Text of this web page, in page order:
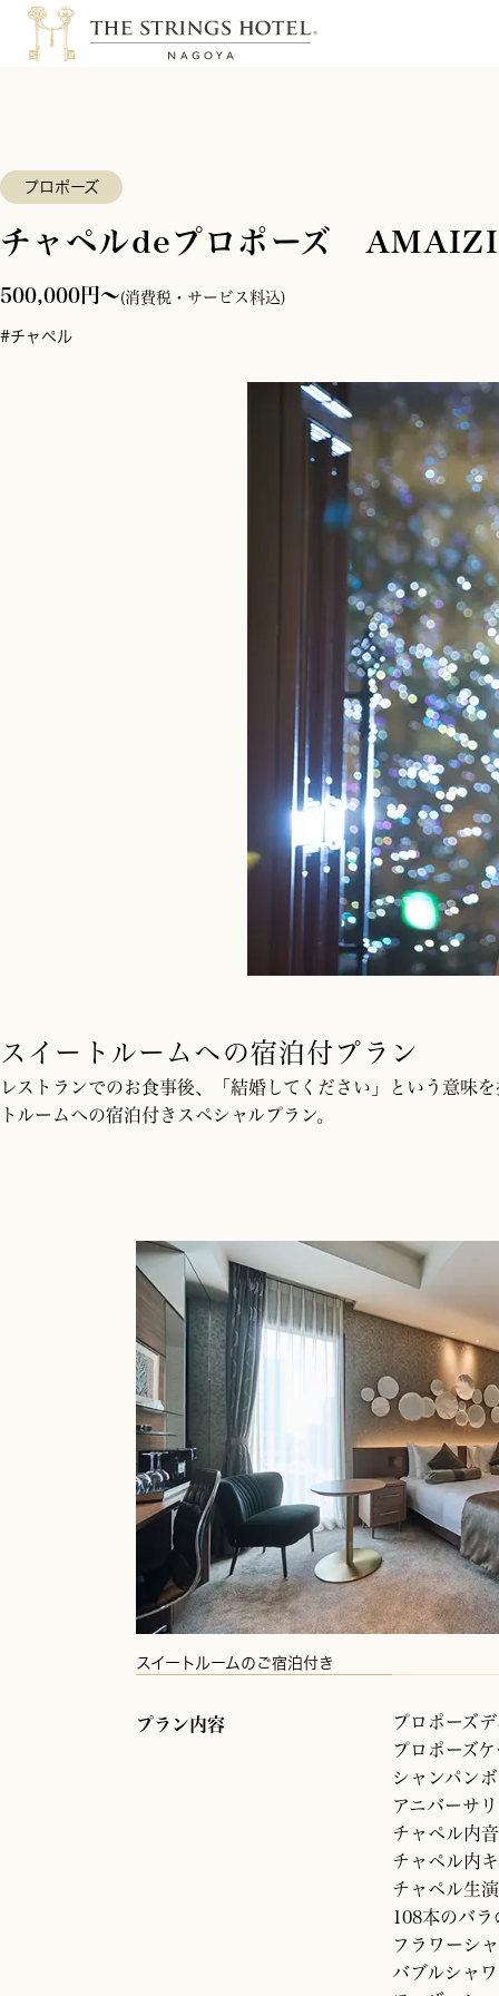
プロポーズ
チャペルdeプロポーズ
500,000円～(消費税・サービス料込)
#チャペル
スイートルームへの宿泊付プラン
レストランでのお食事後、「結婚してください」という意味
トルームへの宿泊付きスペシャルプラン。
スイートルームのご宿泊付き
プラン内容
プロポーズ
プロポーズ
シャンパン
アニバーサ
チャペル内
チャペル内
チャペル生
108本のバラ
フラワーシ
バブルシャ